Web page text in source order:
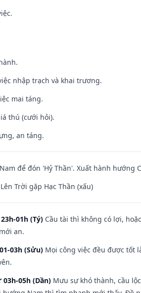
nhập trạch và khai trương.
mai táng.
thú (cưới hỏi).
an táng.
để đón 'Hỷ Thần'. Xuất hành hướng
Trời gặp Hạc Thần (xấu)
01h (Tý) Cầu tài thì không có lợi,
an.
03h (Sửu) Mọi công việc đều được tốt
05h (Dần) Mưu sự khó thành, cầu